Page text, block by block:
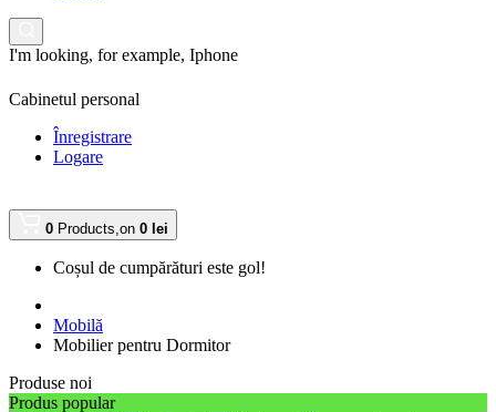
I'm looking, for example, Iphone
Cabinetul personal
Înregistrare
Logare
0 Products,on 0 lei
Coșul de cumpărături este gol!
Mobilă
Mobilier pentru Dormitor
Produse noi
Produs popular